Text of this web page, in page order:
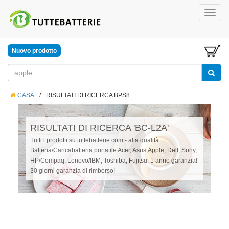
Nuovo prodotto
CASA / RISULTATI DI RICERCA BPS8
RISULTATI DI RICERCA 'BC-L2A'
Tutti i prodotti su tuttebatterie.com - alta qualità
Batteria/Caricabatteria portatile Acer, Asus,Apple, Dell, Sony,
HP/Compaq, Lenovo/IBM, Toshiba, Fujitsu. 1 anno garanzia!
30 giorni garanzia di rimborso!